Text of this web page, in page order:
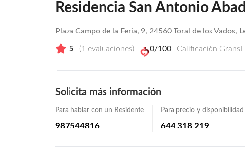
Residencia San Antonio
Plaza Campo de la Feria, 9, 24560 Toral de los Vados,
5 (1 evaluaciones) 0/100 Calificación
Solicita más información
Para hablar con un Residente
987544816
Para precio y disponibilidad
644 318 219